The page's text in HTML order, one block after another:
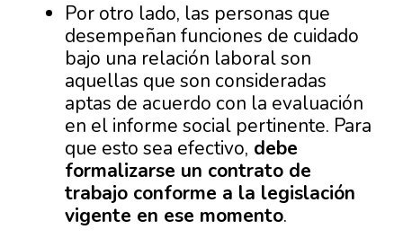
Por otro lado, las personas que
desempeñan funciones de cuidado
bajo una relación laboral son
aquellas que son consideradas
aptas de acuerdo con la evaluación
en el informe social pertinente. Para
que esto sea efectivo, debe
formalizarse un contrato de
trabajo conforme a la legislación
vigente en ese momento.